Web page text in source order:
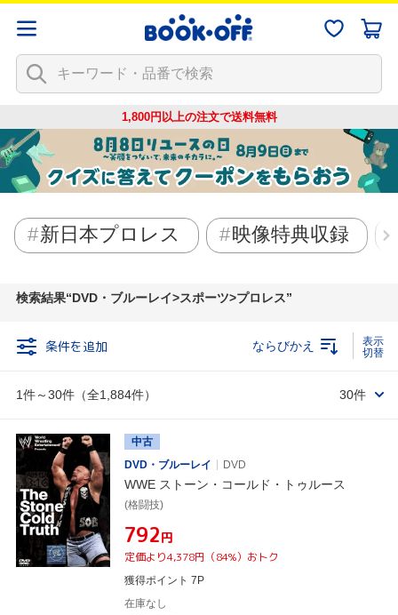
1,800円以上の注文で送料無料
新日本プロレス 映像特典収録
検索結果 DVD・ブルーレイ>スポーツ>プロレス
条件を追加
1件～30件（全1,884件）
ならびかえ
30件
中古
DVD・ブルーレイ
DVD
WWE ストーン・コールド・トゥルース
(格闘技)
¥792円
定価より4,378円（84%）おトク
獲得ポイント 7P
在庫なし